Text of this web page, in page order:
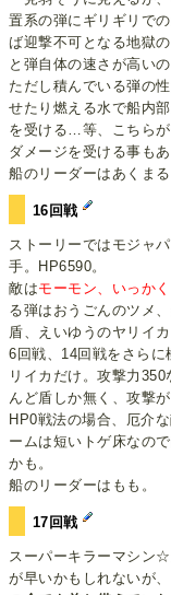
置系の弾にギリギリで
ば迎撃不可となる地獄
と弾自体の速さが高い
ただし積んでいる弾の
せたり燃える水で船内
を受ける…等、こちら
ダメージを受ける事もあ
船のリーダーはあくまる
16回戦
ストーリーではモジャ
手。HP6590。
敵はモーモン、いっか
る弾はおうごんのツメ
盾、えいゆうのヤリイカ
6回戦、14回戦をさら
リイカだけ。攻撃力
んど盾しか無く、攻撃
HP0戦法の場合、厄介
ームは短いトゲ床なの
かも。
船のリーダーはもも。
17回戦
スーパーキラーマシン
が早いかもしれないが、